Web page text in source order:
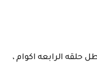
الرابعه اكوام ،